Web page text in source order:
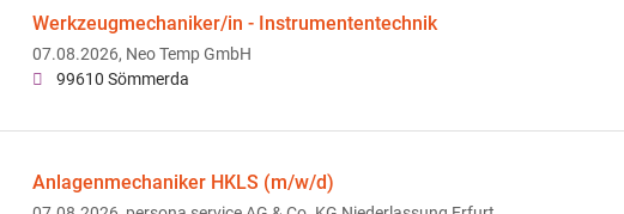
Werkzeugmechaniker/in - Instrumententechnik
07.08.2026, Neo Temp GmbH
99610 Sömmerda
Anlagenmechaniker HKLS (m/w/d)